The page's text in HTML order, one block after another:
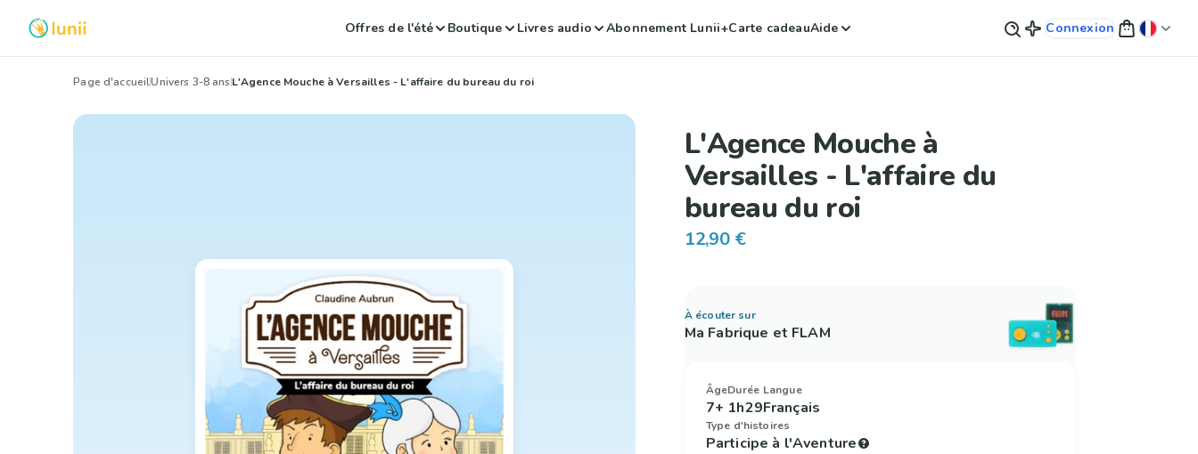
Offres de l'été Boutique Livres audio Abonnement Lunii+Carte cadeauAide Connexion
Page d'accueilUnivers 3-8 ansL'Agence Mouche à Versailles - L'affaire du bureau du roi
L'Agence Mouche à
Versailles - L'affaire du
bureau du roi
12,90 €
À écouter sur
Ma Fabrique et FLAM
Âge
7+
Durée
1h29
Langue
Français
Type d'histoires
Participe à l'Aventure